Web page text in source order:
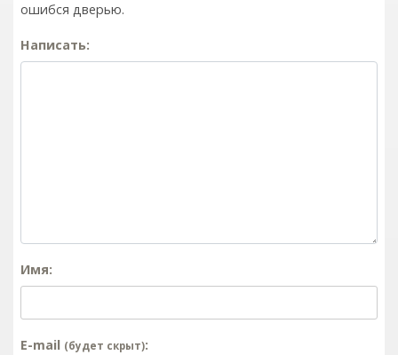
ошибся дверью.
Написать:
Имя:
E-mail (будет скрыт):